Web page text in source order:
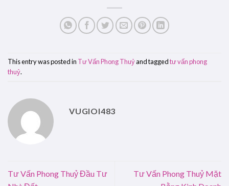
This entry was posted in Tư Vấn Phong Thuỷand taggedtư vấn phong
thuỷ.
VUGIOI483
Tư Vấn Phong Thuỷ Đầu Tư
Tư Vấn Phong Thuỷ Mặt